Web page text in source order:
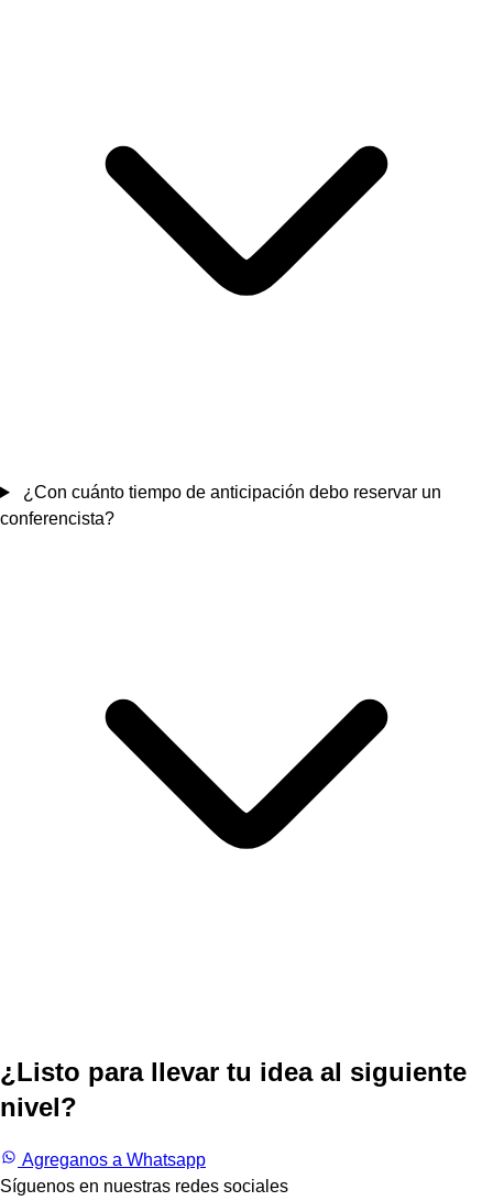
¿Con cuánto tiempo de anticipación debo reservar un
conferencista?
¿Listo para llevar tu idea al siguiente
nivel?
Agreganos a Whatsapp
Síguenos en nuestras redes sociales